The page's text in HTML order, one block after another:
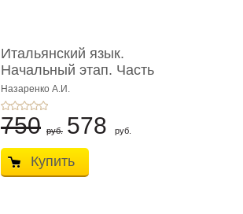
Итальянский язык.
Начальный этап. Часть
2. Учеб� ...
Назаренко А.И.
750 руб. 578 руб.
Купить